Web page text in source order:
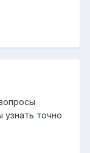
точно